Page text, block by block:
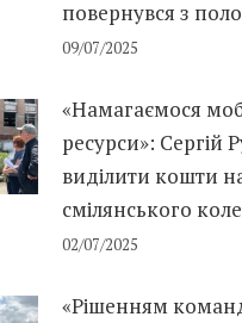
повернувся з
09/07/2025
«Намагаємося
ресурси»: Сергій
виділити кошти
смілянського
02/07/2025
«Рішенням